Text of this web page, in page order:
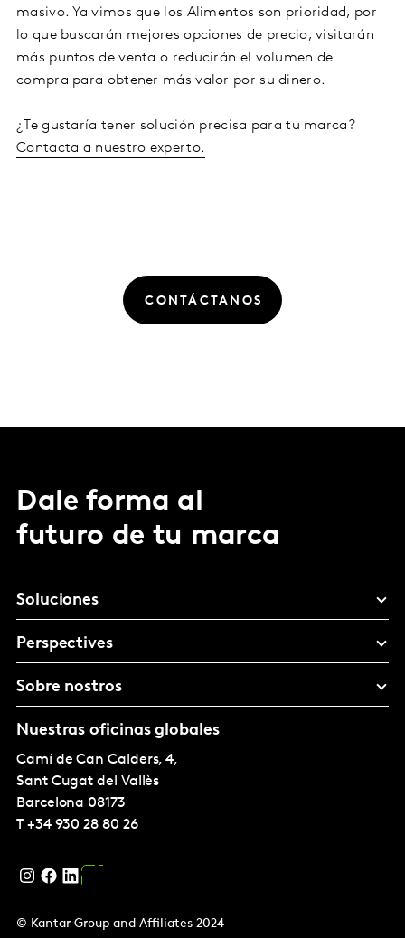
masivo. Ya vimos que los Alimentos son prioridad, por
lo que buscarán mejores opciones de precio, visitarán
más puntos de venta o reducirán el volumen de
compra para obtener más valor por su dinero.
¿Te gustaría tener solución precisa para tu marca?
Contacta a nuestro experto.
CONTÁCTANOS
Dale forma al
futuro de tu marca
Soluciones
Perspectives
Sobre nostros
Nuestras oficinas globales
Camí de Can Calders, 4,
Sant Cugat del Vallès
Barcelona 08173
T +34 930 28 80 26
© Kantar Group and Affiliates 2024